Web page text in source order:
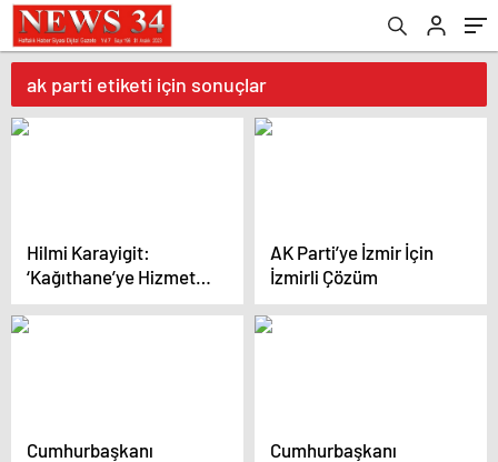
ak parti etiketi için sonuçlar
Hilmi Karayigit:
‘Kağıthane’ye Hizmet
için Yola Çıktım’
AK Parti’ye İzmir İçin
İzmirli Çözüm
Cumhurbaşkanı
Cumhurbaşkanı